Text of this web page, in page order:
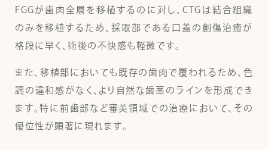
FGGが歯肉全層を移植するのに対し、CTGは結合組織
のみを移植するため、採取部である口蓋の創傷治癒が
格段に早く、術後の不快感も軽微です。
また、移植部においても既存の歯肉で覆われるため、色
調の違和感がなく、より自然な歯茎のラインを形成でき
ます。特に前歯部など審美領域での治療において、その
優位性が顕著に現れます。